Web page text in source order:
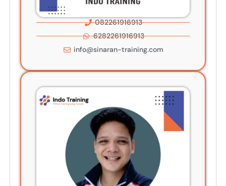
082261916913
6282261916913
info@sinaran-training.com